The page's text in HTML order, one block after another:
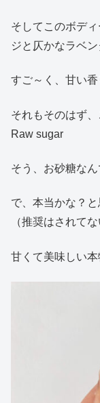
そしてこのボデ
ジと仄かなラベ
すご～く、甘い
それもそのはず
Raw sugar
そう、お砂糖なん
で、本当かな？
（推奨はされて
甘くて美味しい本